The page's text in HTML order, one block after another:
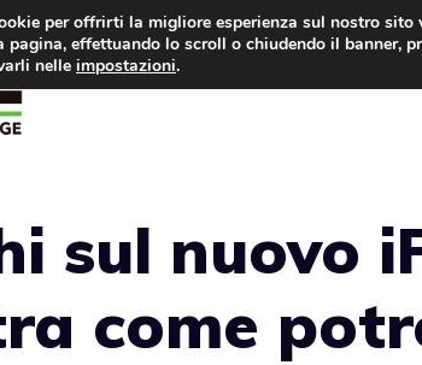
sul nuovo
come
per offrirti la migliore esperienza sul nostro sito
pagina, effettuando lo scroll o chiudendo il banner,
nelle impostazioni.